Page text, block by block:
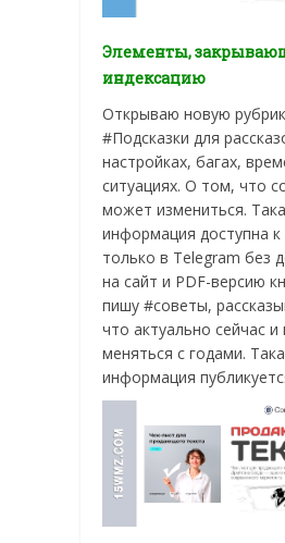
Элементы,
индексацию
Открываю новую
#Подсказки для
настройках, багах,
ситуациях. О том, что
может измениться.
информация доступна
только в Telegram без
на сайт и PDF-версию
пишу #советы,
что актуально сейчас
меняться с годами.
информация